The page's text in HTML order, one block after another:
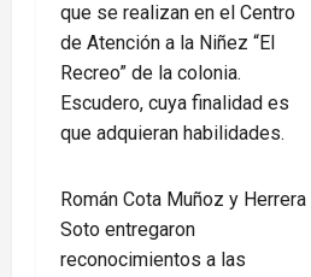
que se realizan en el Centro
de Atención a la Niñez “El
Recreo” de la colonia.
Escudero, cuya finalidad es
que adquieran habilidades.
Román Cota Muñoz y Herrera
Soto entregaron
reconocimientos a las